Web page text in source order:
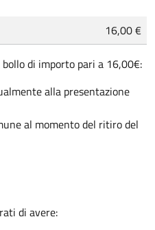
16,00 €
di importo pari a 16,00€:
alla presentazione
al momento del ritiro del
di avere: